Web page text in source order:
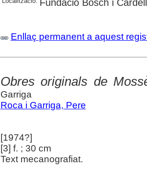
Fundació Bosch i
Enllaç permanent a aquest
Obres originals de
Garriga
Roca i Garriga, Pere
[1974?]
[3] f. ; 30 cm
Text mecanografiat.